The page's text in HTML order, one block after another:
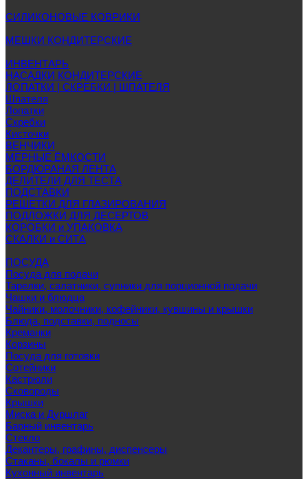
СИЛИКОНОВЫЕ КОВРИКИ
МЕШКИ КОНДИТЕРСКИЕ
ИНВЕНТАРЬ
НАСАДКИ КОНДИТЕРСКИЕ
ЛОПАТКИ | СКРЕБКИ | ШПАТЕЛЯ
Шпателя
Лопатки
Скребки
Кисточки
ВЕНЧИКИ
МЕРНЫЕ ЁМКОСТИ
БОРДЮРАНАЯ ЛЕНТА
ДЕЛИТЕЛИ ДЛЯ ТЕСТА
ПОДСТАВКИ
РЕШЕТКИ ДЛЯ ГЛАЗИРОВАНИЯ
ПОДЛОЖКИ ДЛЯ ДЕСЕРТОВ
КОРОБКИ и УПАКОВКА
СКАЛКИ и СИТА
ПОСУДА
Посуда для подачи
Тарелки, салатники, супники для порционной подачи
Чашки и блюдца
Чайники, молочники, кофейники, кувшины и крышки
Блюда, подставки, подносы
Креманки
Корзины
Посуда для готовки
Сотейники
Кастрюли
Сковороды
Крышки
Миска и Дуршлаг
Барный инвентарь
Стекло
Декантеры, графины, диспенсеры
Стаканы, бокалы и рюмки
Кухонный инвентарь